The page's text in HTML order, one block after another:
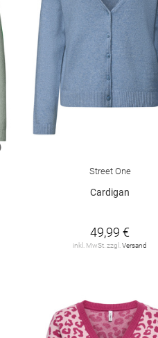
ZUR WUNSCHLISTE HINZUFÜGEN
Street One
Cardigan
49,99 €
inkl. MwSt. zzgl.Versand